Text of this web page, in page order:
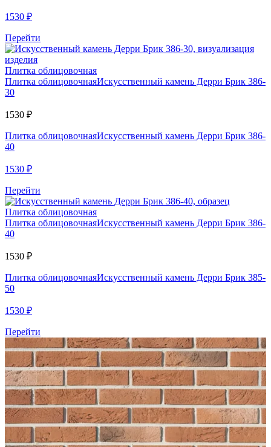
1530 ₽
Перейти
Плитка облицовочная
Плитка облицовочнаяИскусственный камень Дерри Брик 386-
30
1530 ₽
Плитка облицовочнаяИскусственный камень Дерри Брик 386-
40
1530 ₽
Перейти
Плитка облицовочная
Плитка облицовочнаяИскусственный камень Дерри Брик 386-
40
1530 ₽
Плитка облицовочнаяИскусственный камень Дерри Брик 385-
50
1530 ₽
Перейти